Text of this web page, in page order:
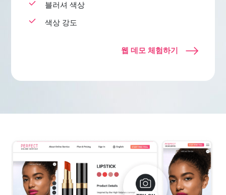
블러셔 색상
색상 강도
웹 데모 체험하기